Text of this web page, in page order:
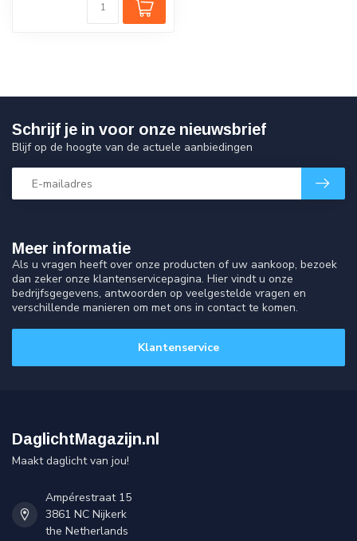
Meer informatie
Als u vragen heeft over onze producten of uw aankoop, bezoek
dan zeker onze klantenservicepagina. Hier vindt u onze
bedrijfsgegevens, antwoorden op veelgestelde vragen en
verschillende manieren om met ons in contact te komen.
Klantenservice
Schrijf je in voor onze nieuwsbrief
Blijf op de hoogte van de actuele aanbiedingen
DaglichtMagazijn.nl
Maakt daglicht van jou!
Ampérestraat 15
3861 NC Nijkerk
the Netherlands